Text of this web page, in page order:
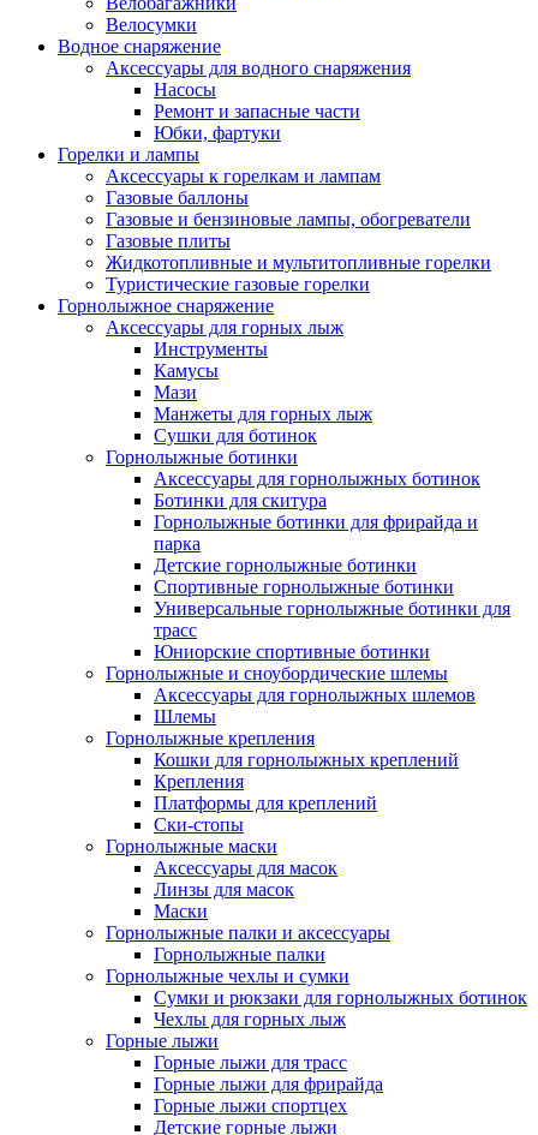
Велосумки
Водное снаряжение
Аксессуары для водного снаряжения
Насосы
Ремонт и запасные части
Юбки, фартуки
Горелки и лампы
Аксессуары к горелкам и лампам
Газовые баллоны
Газовые и бензиновые лампы, обогреватели
Газовые плиты
Жидкотопливные и мультитопливные горелки
Туристические газовые горелки
Горнолыжное снаряжение
Аксессуары для горных лыж
Инструменты
Камусы
Мази
Манжеты для горных лыж
Сушки для ботинок
Горнолыжные ботинки
Аксессуары для горнолыжных ботинок
Ботинки для скитура
Горнолыжные ботинки для фрирайда и
парка
Детские горнолыжные ботинки
Спортивные горнолыжные ботинки
Универсальные горнолыжные ботинки для
трасс
Юниорские спортивные ботинки
Горнолыжные и сноубордические шлемы
Аксессуары для горнолыжных шлемов
Шлемы
Горнолыжные крепления
Кошки для горнолыжных креплений
Крепления
Платформы для креплений
Ски-стопы
Горнолыжные маски
Аксессуары для масок
Линзы для масок
Маски
Горнолыжные палки и аксессуары
Горнолыжные палки
Горнолыжные чехлы и сумки
Сумки и рюкзаки для горнолыжных ботинок
Чехлы для горных лыж
Горные лыжи
Горные лыжи для трасс
Горные лыжи для фрирайда
Горные лыжи спортцех
Детские горные лыжи